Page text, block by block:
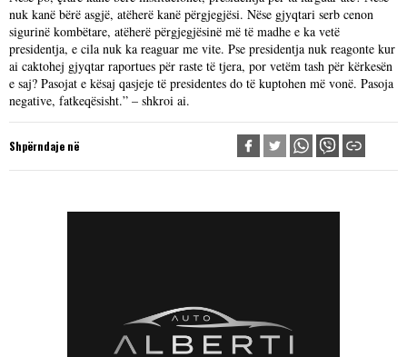
nuk kanë bërë asgjë, atëherë kanë përgjegjësi. Nëse gjyqtari serb cenon
sigurinë kombëtare, atëherë përgjegjësinë më të madhe e ka vetë
presidentja, e cila nuk ka reaguar me vite. Pse presidentja nuk reagonte kur
ai caktohej gjyqtar raportues për raste të tjera, por vetëm tash për kërkesën
e saj? Pasojat e kësaj qasjeje të presidentes do të kuptohen më vonë. Pasoja
negative, fatkeqësisht.” – shkroi ai.
Shpërndaje në